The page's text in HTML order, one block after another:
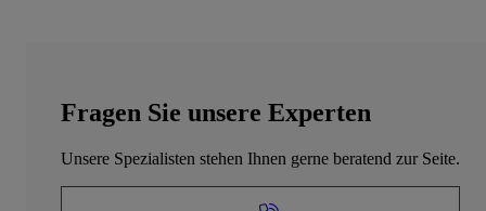
Fragen Sie unsere Experten
Unsere Spezialisten stehen Ihnen gerne beratend zur Seite.